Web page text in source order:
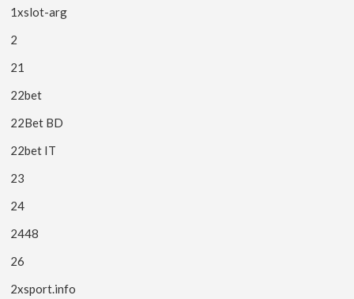
1xslot-arg
2
21
22bet
22Bet BD
22bet IT
23
24
2448
26
2xsport.info